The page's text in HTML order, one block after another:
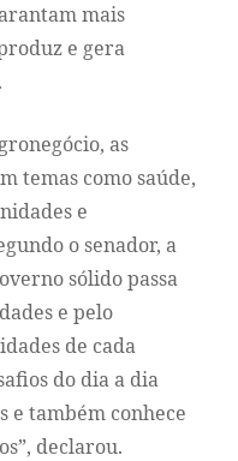
mais
e gera
as
temas como saúde,
e
o senador, a
sólido passa
e pelo
de cada
do dia a dia
e também conhece
declarou.